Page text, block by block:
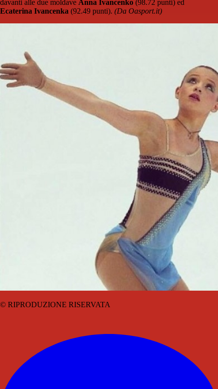
davanti alle due moldave Anna Ivancenko (98.72 punti) ed
Ecaterina Ivancenka (92.49 punti). (Da Oasport.it)
© RIPRODUZIONE RISERVATA